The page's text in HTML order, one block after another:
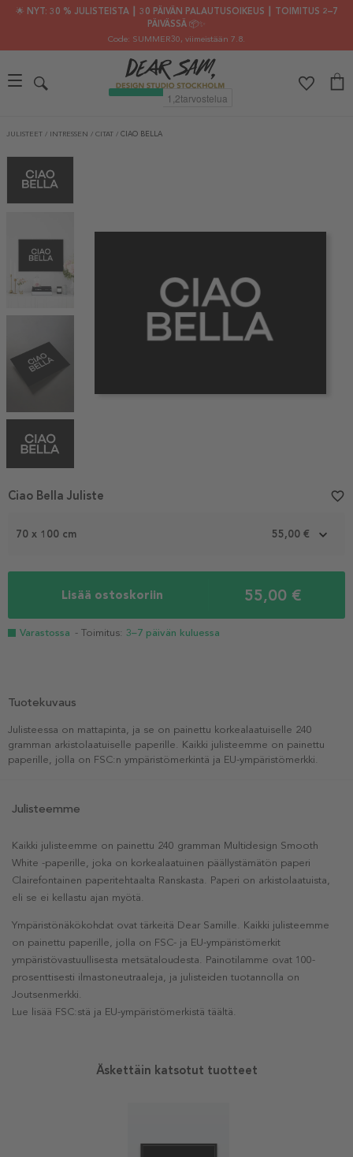
🌟 NYT: 30 % JULISTEISTA ┃ 30 PÄIVÄN PALAUTUSOIKEUS ┃ TOIMITUS 2–7
PÄIVÄSSÄ 📦✨
Code: SUMMER30, viimeistään 7.8.
JULISTEET / INTRESSEN / CITAT / CIAO BELLA
Item
4
70 x 100 cm 55,00 €
Lisää ostoskoriin 55,00 €
Varastossa - Toimitus: 3–7 päivän kuluessa
Ciao Bella Juliste favorite_border
Tuotekuvaus
Julisteessa on mattapinta, ja se on painettu korkealaatuiselle 240
gramman arkistolaatuiselle paperille. Kaikki julisteemme on painettu
paperille, jolla on FSC:n ympäristömerkintä ja EU-ympäristömerkki.
Julisteemme
Kaikki julisteemme on painettu 240 gramman Multidesign Smooth
White -paperille, joka on korkealaatuinen päällystämätön paperi
Clairefontainen paperitehtaalta Ranskasta. Paperi on arkistolaatuista,
eli se ei kellastu ajan myötä.
Ympäristönäkökohdat ovat tärkeitä Dear Samille. Kaikki julisteemme
on painettu paperille, jolla on FSC- ja EU-ympäristömerkit
ympäristövastuullisesta metsätaloudesta. Painotilamme ovat 100-
prosenttisesti ilmastoneutraaleja, ja julisteiden tuotannolla on
Joutsenmerkki.
Lue lisää FSC:stä ja EU-ympäristömerkistä täältä.
Äskettäin katsotut tuotteet